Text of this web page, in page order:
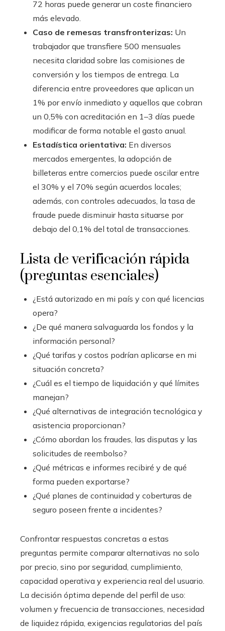
72 horas puede generar un coste financiero
más elevado.
Caso de remesas transfronterizas: Un
trabajador que transfiere 500 mensuales
necesita claridad sobre las comisiones de
conversión y los tiempos de entrega. La
diferencia entre proveedores que aplican un
1% por envío inmediato y aquellos que cobran
un 0,5% con acreditación en 1–3 días puede
modificar de forma notable el gasto anual.
Estadística orientativa: En diversos
mercados emergentes, la adopción de
billeteras entre comercios puede oscilar entre
el 30% y el 70% según acuerdos locales;
además, con controles adecuados, la tasa de
fraude puede disminuir hasta situarse por
debajo del 0,1% del total de transacciones.
Lista de verificación rápida
(preguntas esenciales)
¿Está autorizado en mi país y con qué licencias
opera?
¿De qué manera salvaguarda los fondos y la
información personal?
¿Qué tarifas y costos podrían aplicarse en mi
situación concreta?
¿Cuál es el tiempo de liquidación y qué límites
manejan?
¿Qué alternativas de integración tecnológica y
asistencia proporcionan?
¿Cómo abordan los fraudes, las disputas y las
solicitudes de reembolso?
¿Qué métricas e informes recibiré y de qué
forma pueden exportarse?
¿Qué planes de continuidad y coberturas de
seguro poseen frente a incidentes?
Confrontar respuestas concretas a estas
preguntas permite comparar alternativas no solo
por precio, sino por seguridad, cumplimiento,
capacidad operativa y experiencia real del usuario.
La decisión óptima depende del perfil de uso:
volumen y frecuencia de transacciones, necesidad
de liquidez rápida, exigencias regulatorias del país